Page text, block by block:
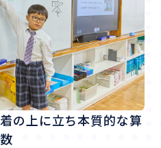
の上に立ち本質的な算